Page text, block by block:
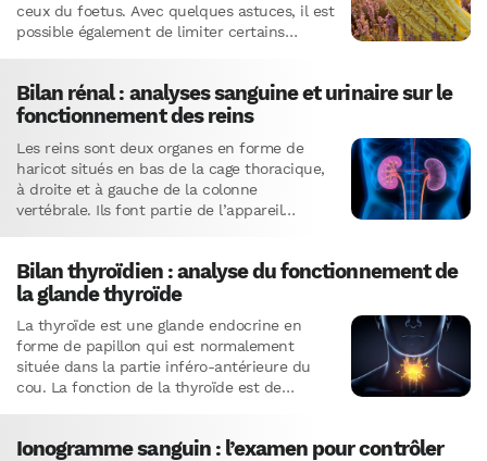
ceux du foetus. Avec quelques astuces, il est
possible également de limiter certains
Bilan rénal : analyses sanguine et urinaire sur le
fonctionnement des reins
Les reins sont deux organes en forme de
haricot situés en bas de la cage thoracique,
à droite et à gauche de la colonne
vertébrale. Ils font partie de l’appareil…
Bilan thyroïdien : analyse du fonctionnement de
la glande thyroïde
La thyroïde est une glande endocrine en
forme de papillon qui est normalement
située dans la partie inféro-antérieure du
cou. La fonction de la thyroïde est de
Ionogramme sanguin : l’examen pour contrôler